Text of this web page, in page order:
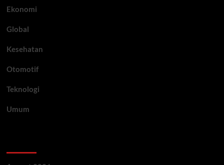
Ekonomi
Global
Kesehatan
Otomotif
Teknologi
Umum